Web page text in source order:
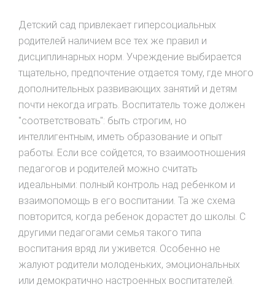
Детский сад привлекает гиперсоциальных
родителей наличием все тех же правил и
дисциплинарных норм. Учреждение выбирается
тщательно, предпочтение отдается тому, где много
дополнительных развивающих занятий и детям
почти некогда играть. Воспитатель тоже должен
"соответствовать": быть строгим, но
интеллигентным, иметь образование и опыт
работы. Если все сойдется, то взаимоотношения
педагогов и родителей можно считать
идеальными: полный контроль над ребенком и
взаимопомощь в его воспитании. Та же схема
повторится, когда ребенок дорастет до школы. С
другими педагогами семья такого типа
воспитания вряд ли уживется. Особенно не
жалуют родители молоденьких, эмоциональных
или демократично настроенных воспитателей.